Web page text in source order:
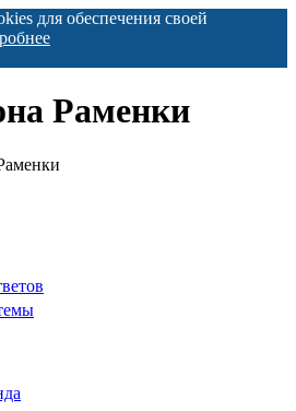
для обеспечения своей
Раменки